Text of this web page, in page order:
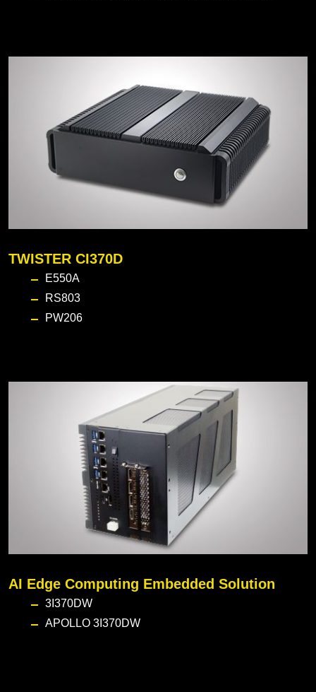
TWISTER CI370D
E550A
RS803
PW206
AI Edge Computing Embedded Solution
3I370DW
APOLLO 3I370DW